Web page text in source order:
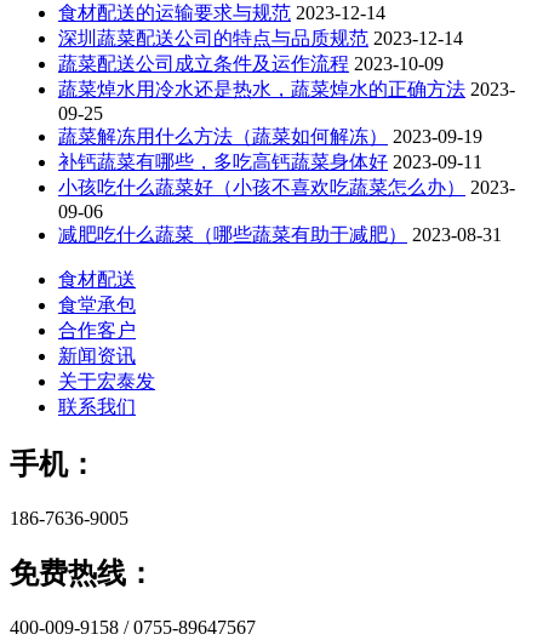
食材配送的运输要求与规范 2023-12-14
深圳蔬菜配送公司的特点与品质规范 2023-12-14
蔬菜配送公司成立条件及运作流程 2023-10-09
蔬菜焯水用冷水还是热水，蔬菜焯水的正确方法 2023-
09-25
蔬菜解冻用什么方法（蔬菜如何解冻）
2023-09-19
补钙蔬菜有哪些，多吃高钙蔬菜身体好 2023-09-11
小孩吃什么蔬菜好（小孩不喜欢吃蔬菜怎么办）
2023-
09-06
减肥吃什么蔬菜（哪些蔬菜有助于减肥）
2023-08-31
食材配送
食堂承包
合作客户
新闻资讯
关于宏泰发
联系我们
手机：
186-7636-9005
免费热线：
400-009-9158 / 0755-89647567